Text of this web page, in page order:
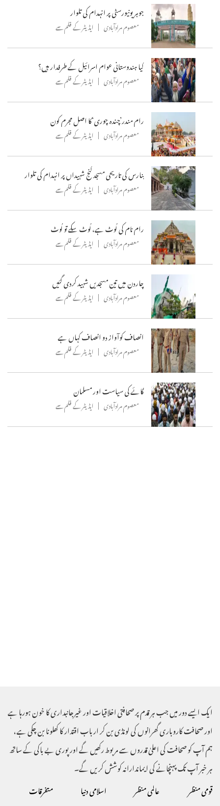
جوہر یونیورسٹی پر انہدام کی تلوار
معصوم مرادآبادی ایڈیٹر کے قلم سے
کیا ہندوستانی عوام اسرائیل کے طرفدار ہیں؟
معصوم مرادآبادی ایڈیٹر کے قلم سے
رام مندر’چندہ چوری‘کا اصل مجرم کون
معصوم مرادآبادی ایڈیٹر کے قلم سے
بنارس کی تاریحی مسجد گنج شہیداں پر انہدام کی تلوار
معصوم مرادآبادی ایڈیٹر کے قلم سے
رام نام کی لُوٹ ہے، لُوٹ سکے تو لُوٹ
معصوم مرادآبادی ایڈیٹر کے قلم سے
چاردن میں تین مسجدیں شہید کردی گئیں
معصوم مرادآبادی ایڈیٹر کے قلم سے
انصاف کوآواز دو انصاف کہاں ہے
معصوم مرادآبادی ایڈیٹر کے قلم سے
گائے کی سیاست اور مسلمان
معصوم مرادآبادی ایڈیٹر کے قلم سے
ایک ایسے دور میں جب ہر قدم پر صحافتی اخلاقیات اور غیرجانبداری کا خون ہورہا ہے
اور صحافت کاروباری گھرانوں کی لونڈی بن کر ارباب اقتدار کا کھلونا بن چکی ہے ،
ہم آپ کو صحافت کی اعلیٰ قدروں سے مربوط رکھیں گے اور پوری بے باکی کے ساتھ
ہر خبر آپ تک پہنچانے کی ایماندارانہ کوشش کریں گے۔
قومی منظر
عالمی منظر اسلامی دنیا متفرقات